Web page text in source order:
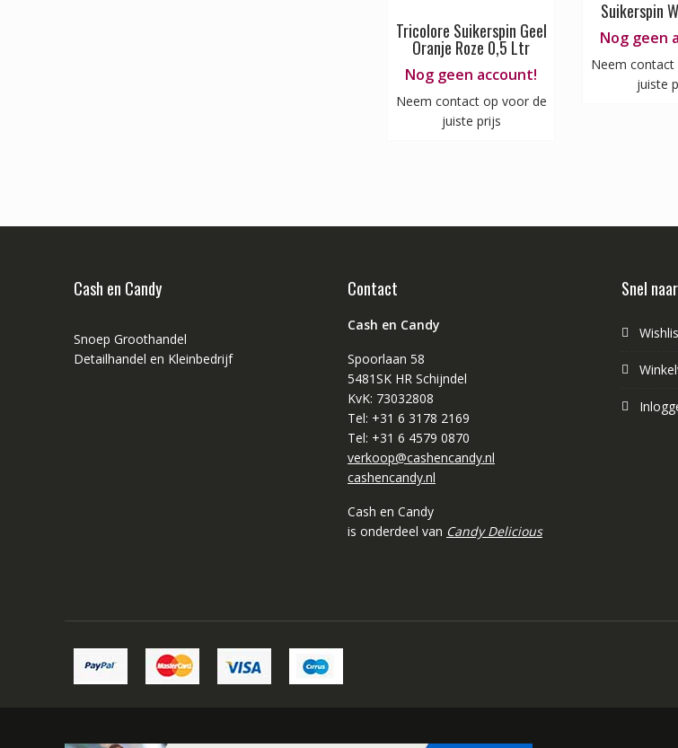
Tricolore Suikerspin Geel
Oranje Roze 0,5 Ltr
Nog geen account!
Neem contact op voor de
juiste prijs
Suikerspin
Nog geen
Neem
juiste
Cash en Candy
Snoep Groothandel
Detailhandel en Kleinbedrijf
Contact
Cash en Candy
Spoorlaan 58
5481SK HR Schijndel
KvK: 73032808
Tel: +31 6 3178 2169
Tel: +31 6 4579 0870
verkoop@cashencandy.nl
cashencandy.nl
Cash en Candy
is onderdeel van Candy Delicious
Snel